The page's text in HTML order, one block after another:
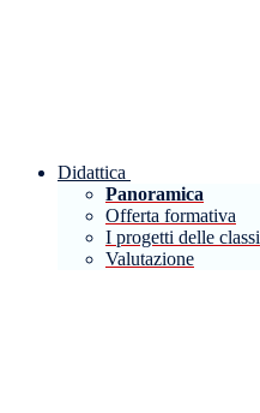
Didattica
Panoramica
Offerta formativa
I progetti delle classi
Valutazione